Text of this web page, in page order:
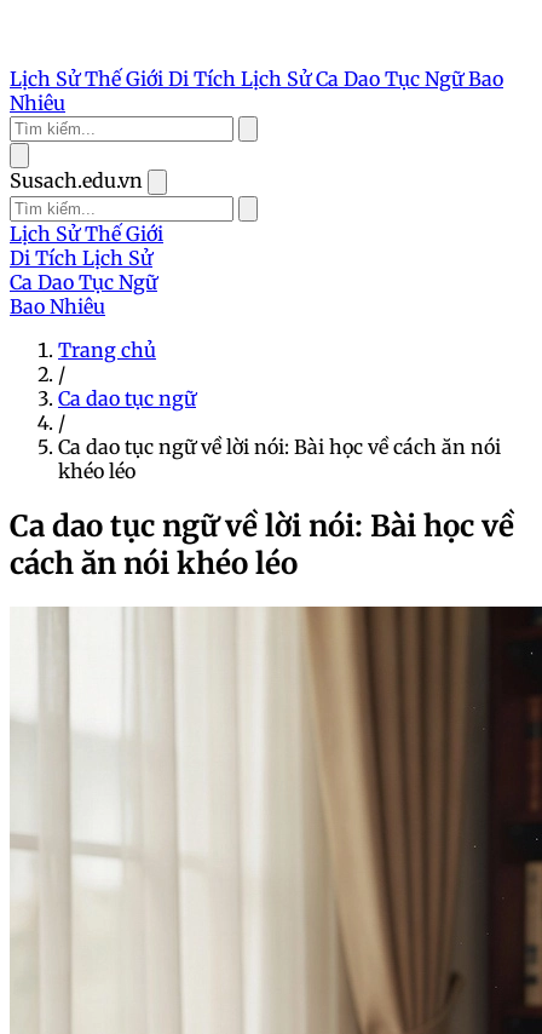
Lịch Sử Thế Giới Di Tích Lịch SửCa Dao Tục NgữBao
Nhiêu
Susach.edu.vn
Lịch Sử Thế Giới
Di Tích Lịch Sử
Ca Dao Tục Ngữ
Bao Nhiêu
Trang chủ
/
Ca dao tục ngữ
/
Ca dao tục ngữ về lời nói: Bài học về cách ăn nói
khéo léo
Ca dao tục ngữ về lời nói: Bài học về
cách ăn nói khéo léo